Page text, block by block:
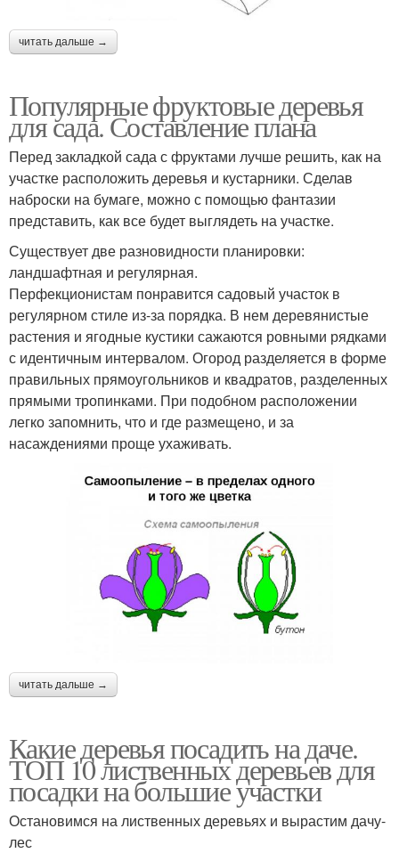
читать дальше →
Популярные фруктовые деревья
для сада. Составление плана
Перед закладкой сада с фруктами лучше решить, как на
участке расположить деревья и кустарники. Сделав
наброски на бумаге, можно с помощью фантазии
представить, как все будет выглядеть на участке.
Существует две разновидности планировки:
ландшафтная и регулярная.
Перфекционистам понравится садовый участок в
регулярном стиле из-за порядка. В нем деревянистые
растения и ягодные кустики сажаются ровными рядками
с идентичным интервалом. Огород разделяется в форме
правильных прямоугольников и квадратов, разделенных
прямыми тропинками. При подобном расположении
легко запомнить, что и где размещено, и за
насаждениями проще ухаживать.
читать дальше →
Какие деревья посадить на даче.
ТОП 10 лиственных деревьев для
посадки на большие участки
Остановимся на лиственных деревьях и вырастим дачу-
лес